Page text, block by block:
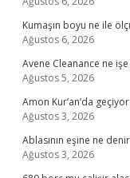
Kumaşın boyu ne ile
Ağustos 6, 2026
Avene Cleanance ne
Ağustos 5, 2026
Amon Kur’an’da
Ağustos 3, 2026
Ablasının eşine ne
Ağustos 3, 2026